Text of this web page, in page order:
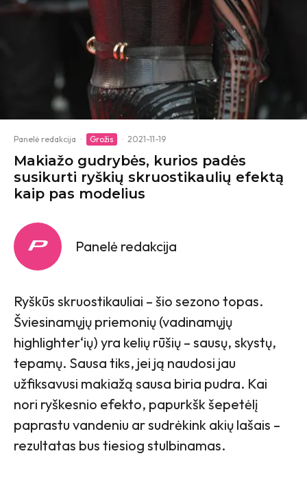
Panelė redakcija · Grožis · 2021-11-19
Makiažo gudrybės, kurios padės
susikurti ryškių skruostikaulių efektą
kaip pas modelius
Panelė redakcija
Ryškūs skruostikauliai – šio sezono topas.
Šviesinamųjų priemonių (vadinamųjų
highlighter‘ių) yra kelių rūšių – sausų, skystų,
tepamų. Sausa tiks, jei ją naudosi jau
užfiksavusi makiažą sausa biria pudra. Kai
nori ryškesnio efekto, papurkšk šepetėlį
paprastu vandeniu ar sudrėkink akių lašais –
rezultatas bus tiesiog stulbinamas.